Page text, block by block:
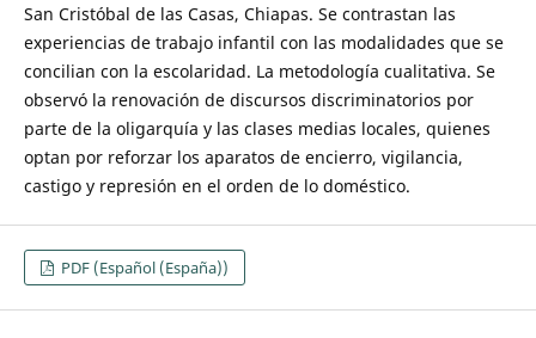
San Cristóbal de las Casas, Chiapas. Se contrastan las
experiencias de trabajo infantil con las modalidades que se
concilian con la escolaridad. La metodología cualitativa. Se
observó la renovación de discursos discriminatorios por
parte de la oligarquía y las clases medias locales, quienes
optan por reforzar los aparatos de encierro, vigilancia,
castigo y represión en el orden de lo doméstico.
PDF (Español (España))